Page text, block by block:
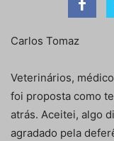
Carlos Tomaz
Veterinários,
foi proposta como
atrás. Aceitei, algo
agradado pela